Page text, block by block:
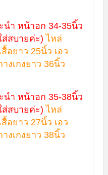
นำ หน้าอก 34-35นิ้ว
ส่สบายค่ะ) ไหล่
อยาว 25นิ้ว เอว
งเกงยาว 36นิ้ว
นำ หน้าอก 35-38นิ้ว
ส่สบายค่ะ) ไหล่
อยาว 27นิ้ว เอว
งเกงยาว 38นิ้ว